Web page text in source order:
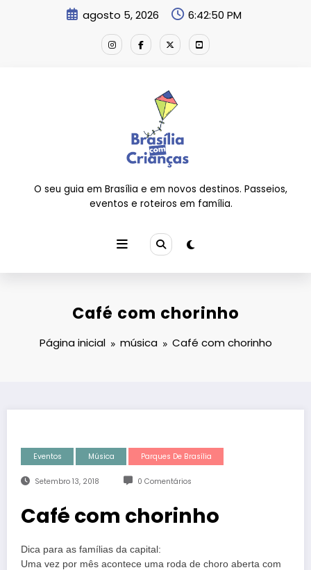
agosto 5, 2026 6:42:50 PM
O seu guia em Brasília e em novos destinos. Passeios,
eventos e roteiros em família.
Café com chorinho
Página inicial música Café com chorinho
Eventos Música Parques De Brasília
Setembro 13, 2018 0 Comentários
Café com chorinho
Dica para as famílias da capital:
Uma vez por mês acontece uma roda de choro aberta com